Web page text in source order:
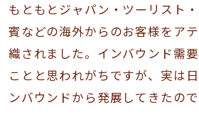
もともとジャパン・ツーリスト
賓などの海外からのお客様をア
織されました。インバウンド需
ことと思われがちですが、実は
ンバウンドから発展してきたので